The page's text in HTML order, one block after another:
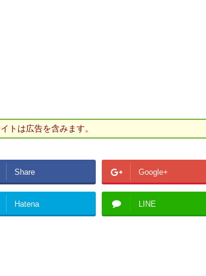
トは広告を含みます。
Share Google+
Hatena LINE